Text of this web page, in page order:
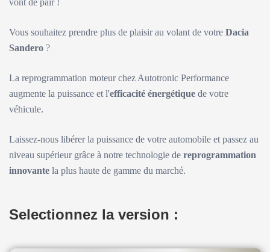
vont de pair !
Vous souhaitez prendre plus de plaisir au volant de votre Dacia
Sandero ?
La reprogrammation moteur chez Autotronic Performance
augmente la puissance et l'efficacité énergétique de votre
véhicule.
Laissez-nous libérer la puissance de votre automobile et passez au
niveau supérieur grâce à notre technologie de reprogrammation
innovante la plus haute de gamme du marché.
Selectionnez la version :